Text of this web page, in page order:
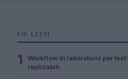
PIÙ LETTI
1
Workflow di laboratorio per
replicabili